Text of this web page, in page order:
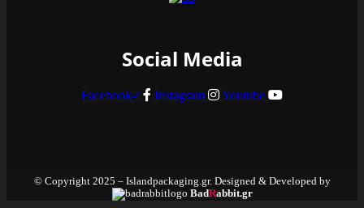
Social Media
Facebook-f Instagram Youtube
© Copyright 2025 – Islandpackaging.gr. Designed & Developed by
BadRabbit.gr